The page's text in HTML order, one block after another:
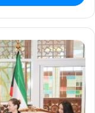
ر
د
ك
ا
ل
ل